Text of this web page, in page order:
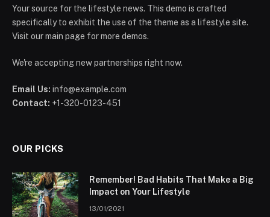
Your source for the lifestyle news. This demo is crafted
specifically to exhibit the use of the theme as a lifestyle site.
Visit our main page for more demos.
We're accepting new partnerships right now.
Email Us: info@example.com
Contact: +1-320-0123-451
OUR PICKS
Remember! Bad Habits That Make a Big
Impact on Your Lifestyle
13/01/2021